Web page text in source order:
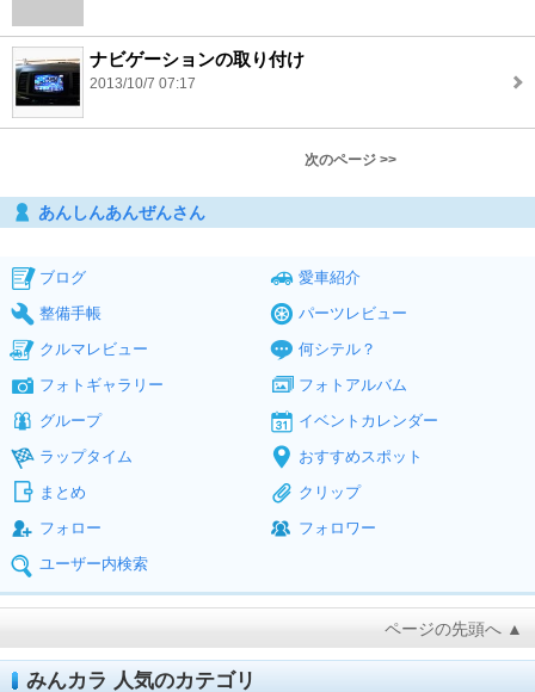
ナビゲーションの取り付け
2013/10/7 07:17
次のページ >>
あんしんあんぜんさん
ブログ
愛車紹介
整備手帳
パーツレビュー
クルマレビュー
何シテル？
フォトギャラリー
フォトアルバム
グループ
イベントカレンダー
ラップタイム
おすすめスポット
まとめ
クリップ
フォロー
フォロワー
ユーザー内検索
ページの先頭へ ▲
みんカラ 人気のカテゴリ